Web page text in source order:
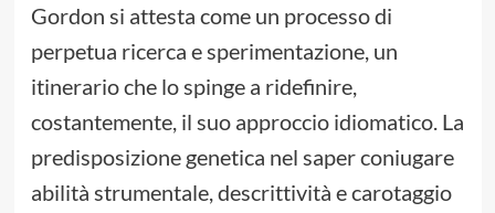
Gordon si attesta come un processo di
perpetua ricerca e sperimentazione, un
itinerario che lo spinge a ridefinire,
costantemente, il suo approccio idiomatico. La
predisposizione genetica nel saper coniugare
abilità strumentale, descrittività e carotaggio